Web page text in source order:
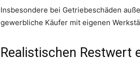
Insbesondere bei Getriebeschäden
gewerbliche Käufer mit eigenen
Realistischen Restwert